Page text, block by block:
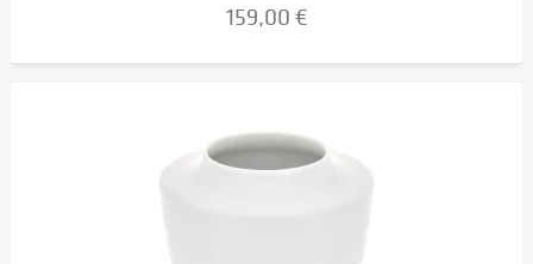
159,00 €